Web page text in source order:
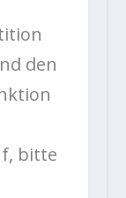
den
bitte